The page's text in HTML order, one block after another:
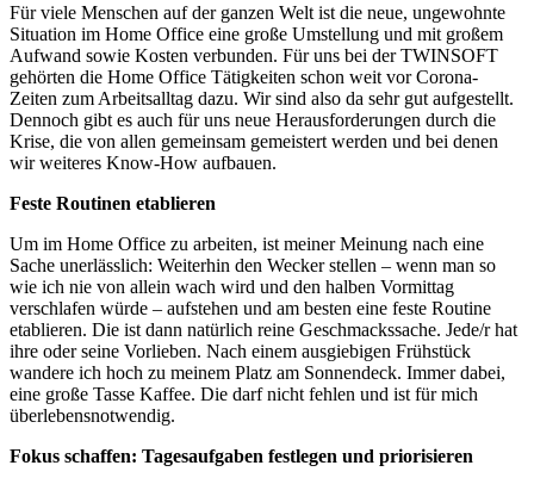
Für viele Menschen auf der ganzen Welt ist die neue, ungewohnte
Situation im Home Office eine große Umstellung und mit großem
Aufwand sowie Kosten verbunden. Für uns bei der TWINSOFT
gehörten die Home Office Tätigkeiten schon weit vor Corona-
Zeiten zum Arbeitsalltag dazu. Wir sind also da sehr gut aufgestellt.
Dennoch gibt es auch für uns neue Herausforderungen durch die
Krise, die von allen gemeinsam gemeistert werden und bei denen
wir weiteres Know-How aufbauen.
Feste Routinen etablieren
Um im Home Office zu arbeiten, ist meiner Meinung nach eine
Sache unerlässlich: Weiterhin den Wecker stellen – wenn man so
wie ich nie von allein wach wird und den halben Vormittag
verschlafen würde – aufstehen und am besten eine feste Routine
etablieren. Die ist dann natürlich reine Geschmackssache. Jede/r hat
ihre oder seine Vorlieben. Nach einem ausgiebigen Frühstück
wandere ich hoch zu meinem Platz am Sonnendeck. Immer dabei,
eine große Tasse Kaffee. Die darf nicht fehlen und ist für mich
überlebensnotwendig.
Fokus schaffen: Tagesaufgaben festlegen und priorisieren